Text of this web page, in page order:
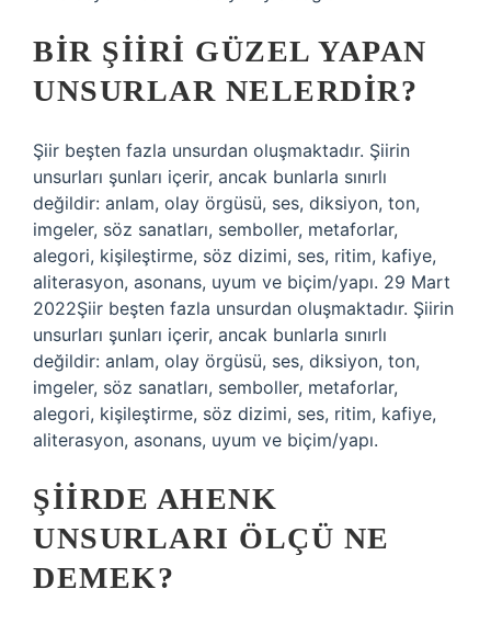
BIR ŞIIRI GÜZEL YAPAN
UNSURLAR NELERDIR?
Şiir beşten fazla unsurdan oluşmaktadır. Şiirin
unsurları şunları içerir, ancak bunlarla sınırlı
değildir: anlam, olay örgüsü, ses, diksiyon, ton,
imgeler, söz sanatları, semboller, metaforlar,
alegori, kişileştirme, söz dizimi, ses, ritim, kafiye,
aliterasyon, asonans, uyum ve biçim/yapı. 29 Mart
2022Şiir beşten fazla unsurdan oluşmaktadır. Şiirin
unsurları şunları içerir, ancak bunlarla sınırlı
değildir: anlam, olay örgüsü, ses, diksiyon, ton,
imgeler, söz sanatları, semboller, metaforlar,
alegori, kişileştirme, söz dizimi, ses, ritim, kafiye,
aliterasyon, asonans, uyum ve biçim/yapı.
ŞIIRDE AHENK
UNSURLARI ÖLÇÜ NE
DEMEK?